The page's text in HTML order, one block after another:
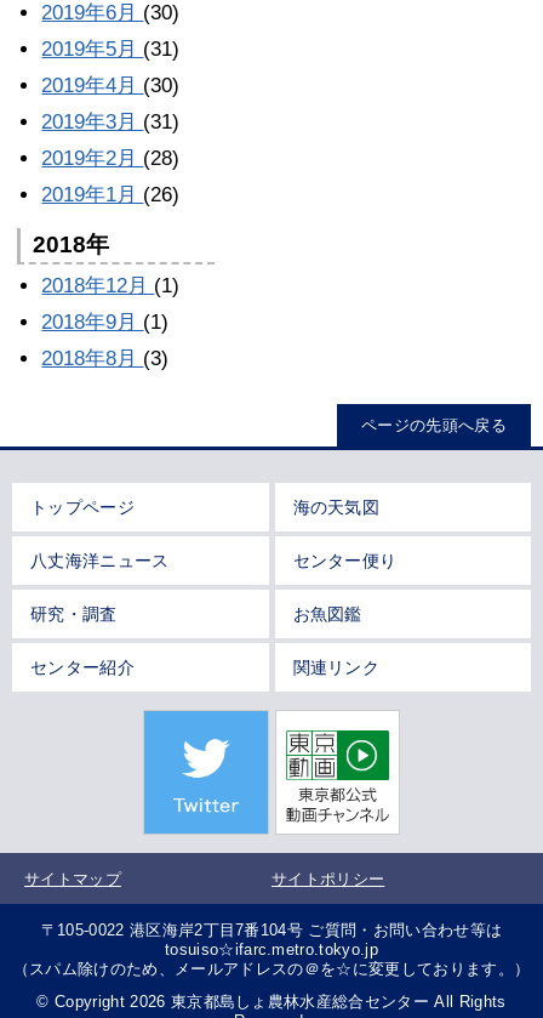
2019年6月 (30)
2019年5月 (31)
2019年4月 (30)
2019年3月 (31)
2019年2月 (28)
2019年1月 (26)
2018年
2018年12月 (1)
2018年9月 (1)
2018年8月 (3)
ページの先頭へ戻る
トップページ 海の天気図
八丈海洋ニュース センター便り
研究・調査 お魚図鑑
センター紹介 関連リンク
サイトマップ サイトポリシー
〒105-0022 港区海岸2丁目7番104号 ご質問・お問い合わせ等は
tosuiso☆ifarc.metro.tokyo.jp
（スパム除けのため、メールアドレスの＠を☆に変更しております。）
© Copyright 2026 東京都島しょ農林水産総合センター All Rights